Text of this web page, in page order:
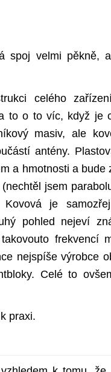
spoj velmi pěkně,
celého
to o to víc, když je
masiv, ale
antény.
a hmotnosti a bude
jsem
je
pohled nejeví
frekvencí
nejspíše výrobce
Celé to
praxi.